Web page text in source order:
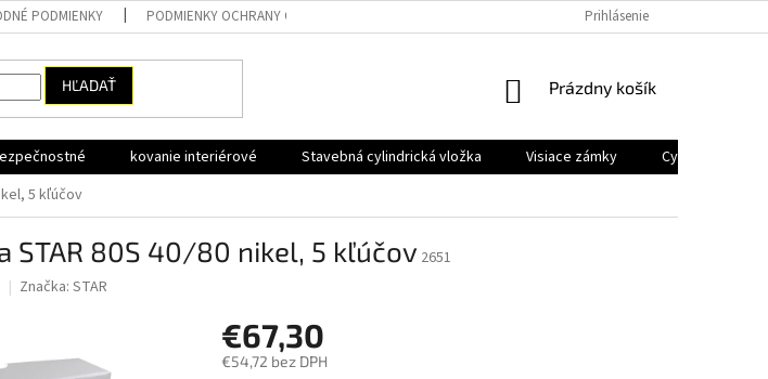
PODMIENKY PODMIENKY OCHRANY OSOBNÝCH ÚDAJOV Prihlásenie
HĽADAŤ
NÁKUPNÝ
Prázdny košík
kovanie interiérové Stavebná cylindrická vložka Visiace zámky
Cyklo a moto
5 kľúčov
STAR 80S 40/80 nikel, 5 kľúčov 2651
Značka: STAR
€67,30
€54,72 bez DPH